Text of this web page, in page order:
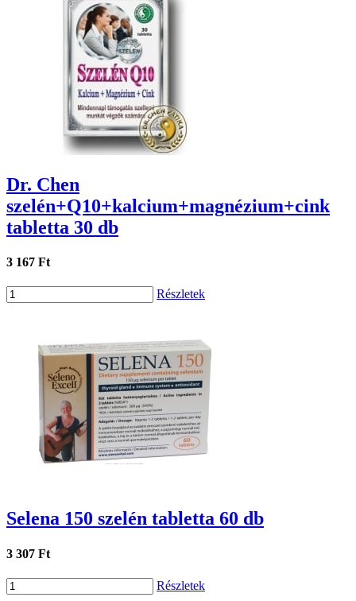
Dr. Chen
szelén+Q10+kalcium+magnézium+cink
tabletta 30 db
3 167 Ft
Részletek
Selena 150 szelén tabletta 60 db
3 307 Ft
Részletek